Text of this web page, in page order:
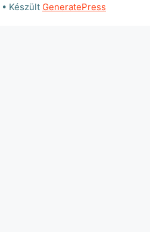
• Készült GeneratePress